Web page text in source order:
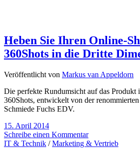
Heben Sie Ihren Online-
360Shots in die Dritte
Veröffentlicht von Markus van Appeldorn
Die perfekte Rundumsicht auf das Produkt
360Shots, entwickelt von der
Schmiede Fuchs EDV.
15. April 2014
Schreibe einen Kommentar
IT & Technik /Marketing & Vertrieb